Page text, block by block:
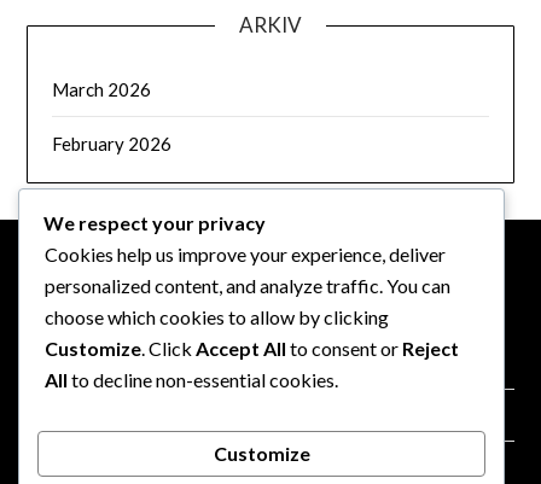
ARKIV
March 2026
February 2026
JURIDISK
Politik for databeskyttelse
We respect your privacy
Cookies help us improve your experience, deliver
personalized content, and analyze traffic. You can
choose which cookies to allow by clicking
Customize . Click Accept All to consent or Reject
All to decline non-essential cookies.
Customize